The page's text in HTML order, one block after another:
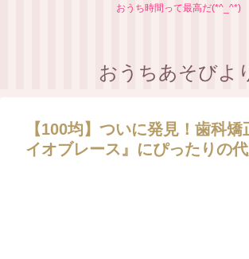
おうち時間って最高だ(*^_^*)
おうちあそびよ
【100均】ついに発見！歯科
イオブレース』にぴったりの代